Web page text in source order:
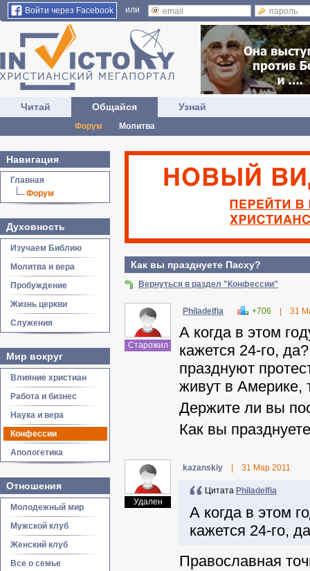
Войти через Facebook или
Читай Общайся
Форум Молитва
Узнай
Навигация
Главная
Форум
Духовность
Изучаем Библию
Молитва и вера
Пробуждение
Жизнь церкви
Служения
Мир вокруг
Влияние христиан
Работа и бизнес
Наука и вера
Конфессии
Апологетика
Отношения
Молодежный мир
Мужской клуб
Женский клуб
Все о семье
Как вы празднуете Пасху?
Вернуться в раздел "Конфессии"
Старожил
Philadelfia +706 31
А когда в этом
кажется 24-го,
празднуют
живут в Америке,
Держите ли вы
Как вы
Удален
kazanskiy 31 Мар 2011
Цитата Philadelfia
А когда в этом
кажется 24-го,
Православная